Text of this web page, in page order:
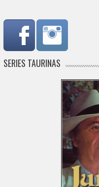
SERIES TAURINAS